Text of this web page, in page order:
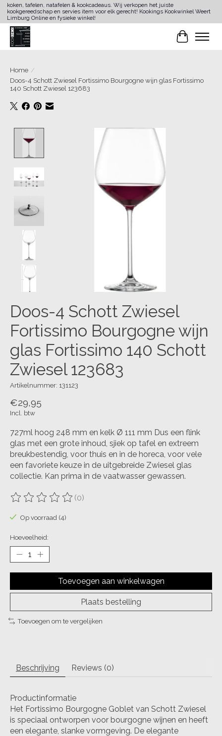
koken, tafelen, natafelen & kookcadeaus. Wij verkopen het juiste
kookgereedschap en servies item voor elk gerecht! Kookings Kookwinkel Weert
Limburg Online en fysieke winkel!
Home /
Doos-4 Schott Zwiesel Fortissimo Bourgogne wijn glas Fortissimo
140 Schott Zwiesel 123683
Product image slideshow Items
Doos-4 Schott Zwiesel
Fortissimo Bourgogne wijn
glas Fortissimo 140 Schott
Zwiesel 123683
Artikelnummer: 131123
€29,95
Incl. btw
727ml hoog 248 mm en kelk Ø 111 mm Dus een flink
glas met een grote inhoud, sjiek op tafel en extreem
breukbestendig, voor thuis en in de horeca, voor vele
een favoriete keuze in de uitgebreide Zwiesel glas
collectie. Kan prima in de vaatwasser gewassen.
De beoordeling van dit product is
(0)
Op voorraad (4)
Hoeveelheid:
Toevoegen aan winkelwagen
Plaats bestelling
Toevoegen om te vergelijken
Beschrijving Reviews (0)
Productinformatie
Het Fortissimo Bourgogne Goblet van Schott Zwiesel
is speciaal ontworpen voor bourgogne wijnen en heeft
een elegante, slanke vormgeving. De elegante